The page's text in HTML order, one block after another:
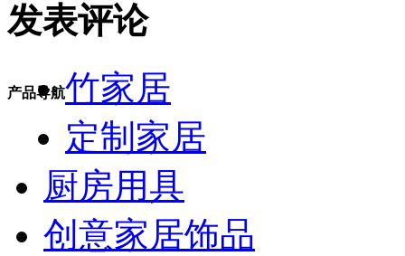
发表评论
产品导航竹家居
定制家居
厨房用具
创意家居饰品